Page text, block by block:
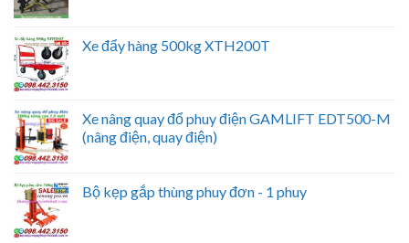
Xe đẩy hàng 500kg XTH200T
Xe nâng quay đổ phuy điện GAMLIFT EDT500-M
(nâng điện, quay điện)
Bộ kẹp gắp thùng phuy đơn - 1 phuy